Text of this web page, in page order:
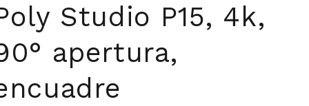
Studio P15, 4k,
apertura,